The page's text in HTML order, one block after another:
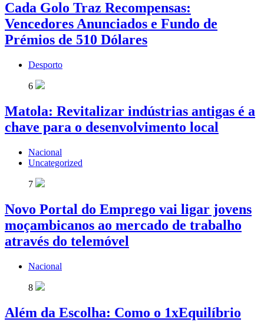
Cada Golo Traz Recompensas:
Vencedores Anunciados e Fundo de
Prémios de 510 Dólares
Desporto
6
Matola: Revitalizar indústrias antigas é a
chave para o desenvolvimento local
Nacional
Uncategorized
7
Novo Portal do Emprego vai ligar jovens
moçambicanos ao mercado de trabalho
através do telemóvel
Nacional
8
Além da Escolha: Como o 1xEquilíbrio